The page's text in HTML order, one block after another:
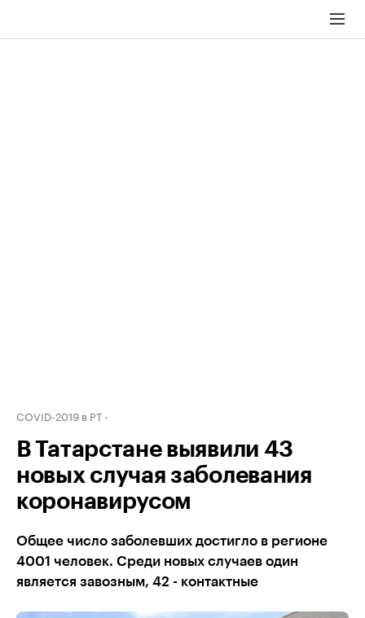
COVID-2019 в РТ
В Татарстане выявили 43
новых случая заболевания
коронавирусом
Общее число заболевших достигло в регионе
4001 человек. Среди новых случаев один
является завозным, 42 - контактные